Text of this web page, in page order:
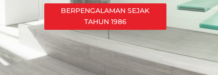
BERPENGALAMAN SEJAK
TAHUN 1986